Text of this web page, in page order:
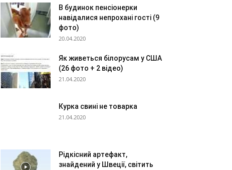
В будинок пенсіонерки
навідалися непрохані гості (9
фото)
20.04.2020
Як живеться білорусам у США
(26 фото + 2 відео)
21.04.2020
Курка свині не товарка
21.04.2020
Рідкісний артефакт,
знайдений у Швеції, світить